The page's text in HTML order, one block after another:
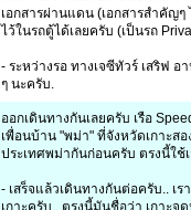
เอกสารผ่านแดน (เอกสารสำคัญ
ไว้ในรถตู้ได้เลยครับ (เป็นรถ
- ระหว่างรอ ทางเจซีทัวร์ เสริฟ
ๆ นะครับ.
ออกเดินทางกันเลยครับ เรือ
เพื่อนบ้าน "พม่า" ที่จังหวัดเกาะสอ
ประเทศพม่ากันก่อนครับ ตรงนี้ใช้
- เสร็จแล้วเดินทางกันต่อครับ.. เ
เกาะครับ.. ตรงนี้มันชื่อว่า เกาะ